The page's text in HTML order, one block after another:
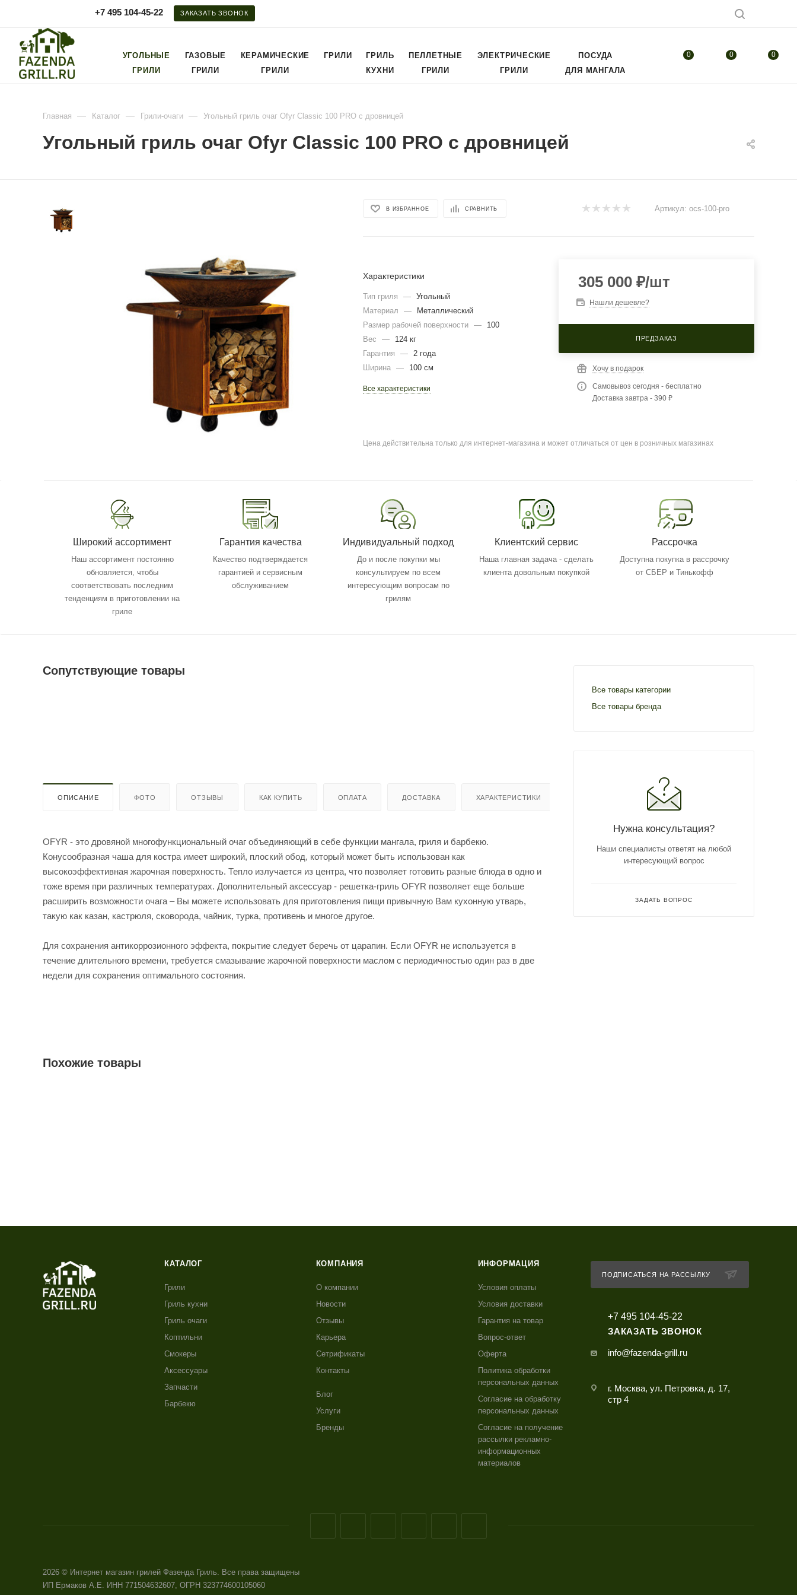
+7 495 104-45-22 ЗАКАЗАТЬ ЗВОНОК
0 0 0
УГОЛЬНЫЕ
ГРИЛИ
ГАЗОВЫЕ
ГРИЛИ
КЕРАМИЧЕСКИЕ
ГРИЛИ
ГРИЛИ
ГРИЛЬ
КУХНИ
ПЕЛЛЕТНЫЕ
ГРИЛИ
ЭЛЕКТРИЧЕСКИЕ
ГРИЛИ
ПОСУДА
ДЛЯ МАНГАЛА
Главная — Каталог — Грили-очаги — Угольный гриль очаг Ofyr Classic 100 PRO с дровницей
Угольный гриль очаг Ofyr Classic 100 PRO с дровницей
В ИЗБРАННОЕ СРАВНИТЬ Артикул: ocs-100-pro
Характеристики
Тип гриля — Угольный
Материал
—
Металлический
Размер рабочей поверхности —
100
Вес
—
124 кг
Гарантия
—
2 года
Ширина — 100 см
Все характеристики
305 000 ₽/шт
Нашли дешевле?
ПРЕДЗАКАЗ
Хочу в подарок
Самовывоз сегодня - бесплатно
Доставка завтра - 390 ₽
Цена действительна только для интернет-магазина и может отличаться от цен в розничных магазинах
Широкий ассортимент
Наш ассортимент постоянно
обновляется, чтобы
соответствовать последним
тенденциям в приготовлении на
гриле
Гарантия качества
Качество подтверждается
гарантией и сервисным
обслуживанием
Индивидуальный подход
До и после покупки мы
консультируем по всем
интересующим вопросам по
грилям
Клиентский сервис
Наша главная задача - сделать
клиента довольным покупкой
Рассрочка
Доступна покупка в рассрочку
от СБЕР и Тинькофф
Сопутствующие товары
ОПИСАНИЕ ФОТО ОТЗЫВЫ КАК КУПИТЬ ОПЛАТА ДОСТАВКА ХАРАКТЕРИСТИКИ
OFYR - это дровяной многофункциональный очаг объединяющий в себе функции мангала, гриля и барбекю.
Конусообразная чаша для костра имеет широкий, плоский обод, который может быть использован как
высокоэффективная жарочная поверхность. Тепло излучается из центра, что позволяет готовить разные блюда в одно и
тоже время при различных температурах. Дополнительный аксессуар - решетка-гриль OFYR позволяет еще больше
расширить возможности очага – Вы можете использовать для приготовления пищи привычную Вам кухонную утварь,
такую как казан, кастрюля, сковорода, чайник, турка, противень и многое другое.
Для сохранения антикоррозионного эффекта, покрытие следует беречь от царапин. Если OFYR не используется в
течение длительного времени, требуется смазывание жарочной поверхности маслом с периодичностью один раз в две
недели для сохранения оптимального состояния.
Похожие товары
Все товары категории
Все товары бренда
Нужна консультация?
Наши специалисты ответят на любой
интересующий вопрос
ЗАДАТЬ ВОПРОС
КАТАЛОГ
Грили
Гриль кухни
Гриль очаги
Коптильни
Смокеры
Аксессуары
Запчасти
Барбекю
КОМПАНИЯ
О компании
Новости
Отзывы
Карьера
Сетрификаты
Контакты
Блог
Услуги
Бренды
ИНФОРМАЦИЯ
Условия оплаты
Условия доставки
Гарантия на товар
Вопрос-ответ
Оферта
Политика обработки
персональных данных
Согласие на обработку
персональных данных
Согласие на получение
рассылки рекламно-
информационных
материалов
ПОДПИСАТЬСЯ НА РАССЫЛКУ
+7 495 104-45-22
ЗАКАЗАТЬ ЗВОНОК
info@fazenda-grill.ru
г. Москва, ул. Петровка, д. 17,
стр 4
2026 © Интернет магазин грилей Фазенда Гриль. Все права защищены
ИП Ермаков А.Е. ИНН 771504632607, ОГРН 323774600105060